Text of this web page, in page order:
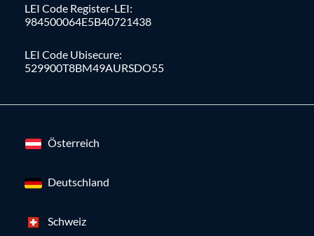
LEI Code Register-LEI:
984500064E5B40721438
LEI Code Ubisecure:
529900T8BM49AURSDO55
Österreich
Deutschland
Schweiz